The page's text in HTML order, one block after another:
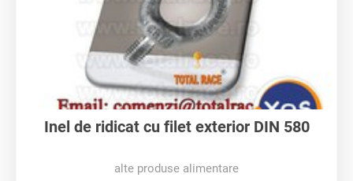
Inel de ridicat cu filet exterior DIN 580
alte produse alimentare